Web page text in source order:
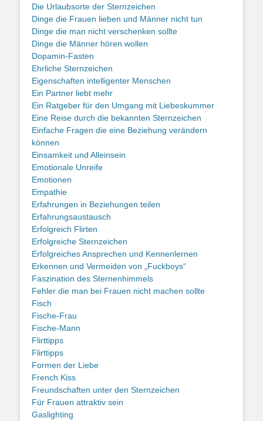
Die Urlaubsorte der Sternzeichen
Dinge die Frauen lieben und Männer nicht tun
Dinge die man nicht verschenken sollte
Dinge die Männer hören wollen
Dopamin-Fasten
Ehrliche Sternzeichen
Eigenschaften intelligenter Menschen
Ein Partner liebt mehr
Ein Ratgeber für den Umgang mit Liebeskummer
Eine Reise durch die bekannten Sternzeichen
Einfache Fragen die eine Beziehung verändern
können
Einsamkeit und Alleinsein
Emotionale Unreife
Emotionen
Empathie
Erfahrungen in Beziehungen teilen
Erfahrungsaustausch
Erfolgreich Flirten
Erfolgreiche Sternzeichen
Erfolgreiches Ansprechen und Kennenlernen
Erkennen und Vermeiden von „Fuckboys“
Faszination des Sternenhimmels
Fehler die man bei Frauen nicht machen sollte
Fisch
Fische-Frau
Fische-Mann
Flirttipps
Flirttipps
Formen der Liebe
French Kiss
Freundschaften unter den Sternzeichen
Für Frauen attraktiv sein
Gaslighting